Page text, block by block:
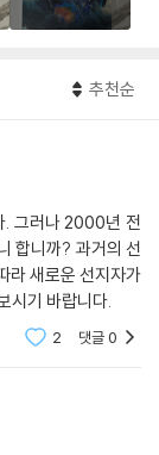
추천순
. 그러나 2000년 전
합니까? 과거의 선
라 새로운 선지자가
시기 바랍니다.
2 댓글0